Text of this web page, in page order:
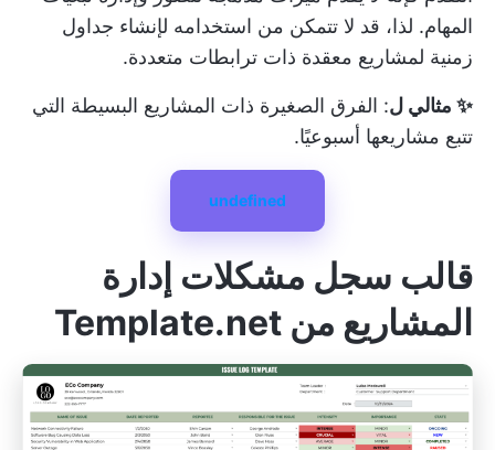
المهام. لذا، قد لا تتمكن من استخدامه لإنشاء جداول
زمنية لمشاريع معقدة ذات ترابطات متعددة.
✨ مثالي ل: الفرق الصغيرة ذات المشاريع البسيطة التي
تتبع مشاريعها أسبوعيًا.
undefined
قالب سجل مشكلات إدارة
المشاريع من Template.net